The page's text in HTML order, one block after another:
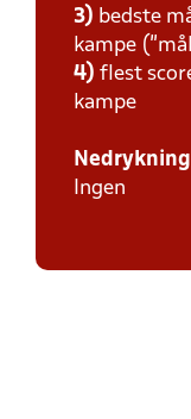
3) bedste
kampe
4) flest
kampe
Ingen